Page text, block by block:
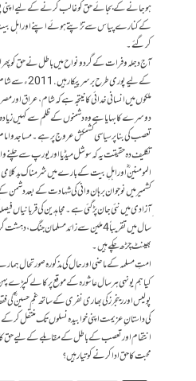
ہوجانے کے بجائے حق کو غالب کرنے کے لیے
کے کنارے پیاس سے تڑ پتے ہوئے اپنے اور اہل
کر گئے۔
آج دجلہ و فرات کے گرد و نواح میں باطل نے حق کو پھر
کے لیے پوری
ملکوں میں انسانی خدائی کا نیتجہ ہے کہ شام، عراق
دوسرے کا بہایا ہے وہ دشمنوں کے ظلم سے کہیں
تعصب کی بنا پر سیاسی کشمکش عروج پر ہے۔ مساجد و
المومنین ؓ اور اہلِ بیت کے بارے میں شرمناک بد
کشمیر میں نوجوان برہان وانی کی شہادت کے بعد دشمن
بھینٹ چڑھ چکے ہیں۔
امتِ مسلمہ کے ماضی اور حال کی مذکورہ صورتحال
کیا ہم یونہی ہر سال عاشورہ کے موقع پر کالے کپڑے
پولیس اور رینجرز کی بھاری نفری کے ساتھ غمِ حسین
کی داستان ِ عزیمت اپنی خوابیدہ نسلوں تک منتقل کر
انتقام اور تعصب کے باطل کے مقابلے کے لیے حق
محبت کا حق ادا کرنے کو تیار ہیں؟